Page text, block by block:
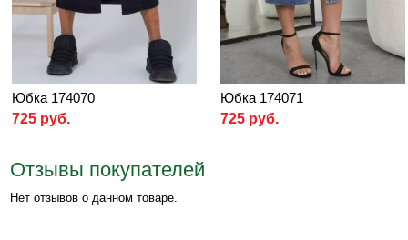
Юбка 174070
725 руб.
Юбка 174071
725 руб.
Отзывы покупателей
Нет отзывов о данном товаре.